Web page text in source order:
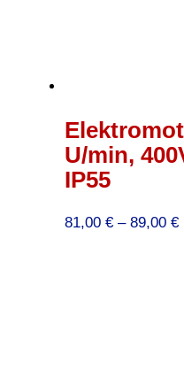
U/min,
IP55
81,00 € – 89,00 €